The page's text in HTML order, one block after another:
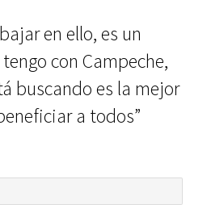
en ello, es un
con Campeche,
buscando es la mejor
a todos”